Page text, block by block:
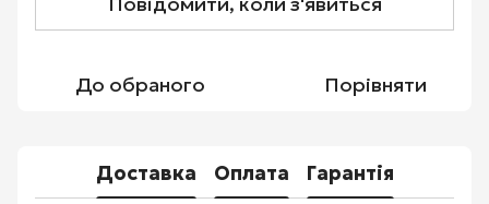
До обраного Порівняти
Доставка Оплата Гарантія